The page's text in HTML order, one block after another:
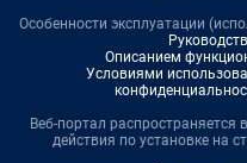
Особенности эксплуатации
Описанием
Условиями
Веб-портал распространяется
действия по установке на